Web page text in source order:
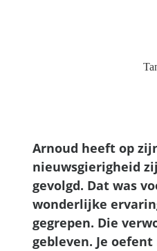
Arnoud heeft op
nieuwsgierigheid
gevolgd. Dat was
wonderlijke
gegrepen. Die
gebleven. Je